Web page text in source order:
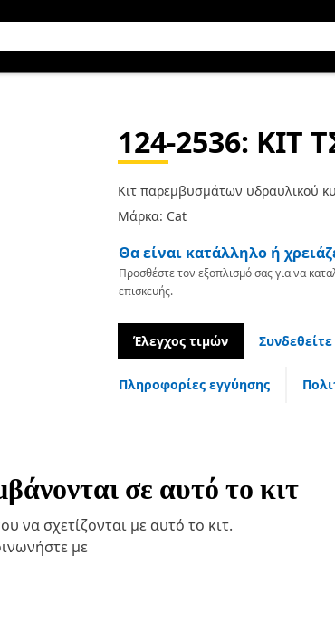
124-2536: ΚΙΤ
Κιτ παρεμβυσμάτων υδραυλικού
Μάρκα: Cat
Θα είναι κατάλληλο ή
Προσθέστε τον εξοπλισμό σας για να
επισκευής.
Έλεγχος τιμών
Πληροφορίες εγγύησης
σε αυτό το κιτ
να σχετίζονται με αυτό το κιτ.
με